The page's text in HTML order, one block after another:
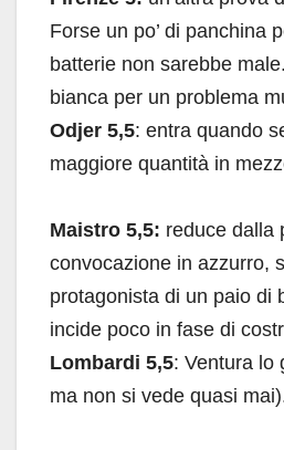
Forse un po’ di panchina
batterie non sarebbe
bianca per un problema
Odjer 5,5: entra quando
maggiore quantità in
Maistro 5,5: reduce dalla
convocazione in azzurro,
protagonista di un paio di
incide poco in fase di
Lombardi 5,5: Ventura lo
ma non si vede quasi